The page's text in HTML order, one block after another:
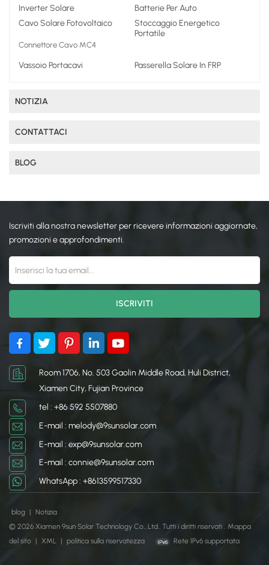
Inverter Solare
Batterie Per Auto
Cavo Solare Fotovoltaico
Connettore Cavo MC4
Stoccaggio Energetico
Portatile
Vassoio Portacavi Passerella Solare In FRP
NOTIZIA
CONTATTACI
BLOG
Iscriviti alla nostra newsletter per ricevere informazioni aggiornate,
promozioni e approfondimenti.
Room 1706, No. 503 Gaolin Middle Road, Huli District,
Xiamen City, Fujian Province
tel : +86 592 5507880
E-mail : melody@9sunsolar.com
E-mail : exp@9sunsolar.com
E-mail : connie@9sunsolar.com
WhatsApp : +8613599517330
blog |
Notizia
© 2026 Xiamen 9sun Solar Technology Co., Ltd.. Tutti i diritti riservati . Mappa
del sito | XML | politica sulla riservatezza Rete IPv6 supportata